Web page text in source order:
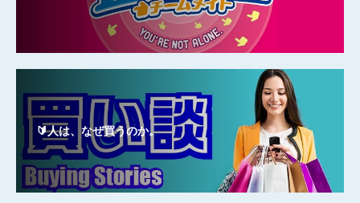
🔰人は、なぜ買うのか。